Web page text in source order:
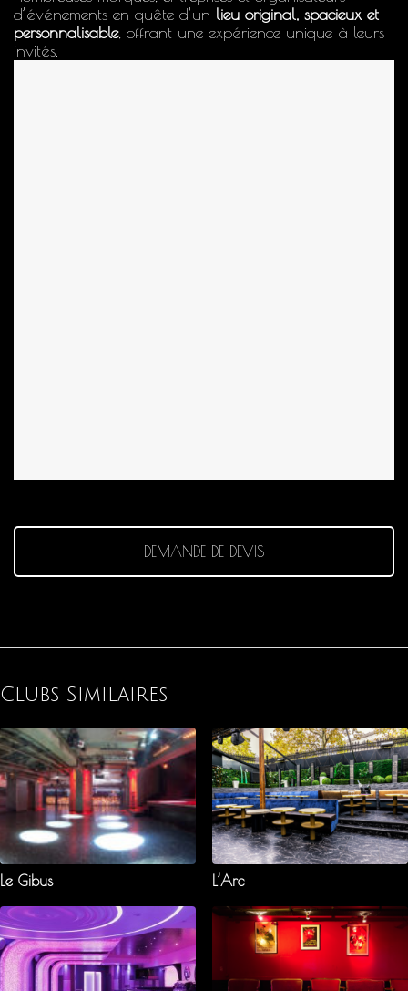
d’événements en quête d’un lieu original, spacieux et
personnalisable, offrant une expérience unique à leurs
invités.
DEMANDE DE DEVIS
Clubs Similaires
Le Gibus L’Arc